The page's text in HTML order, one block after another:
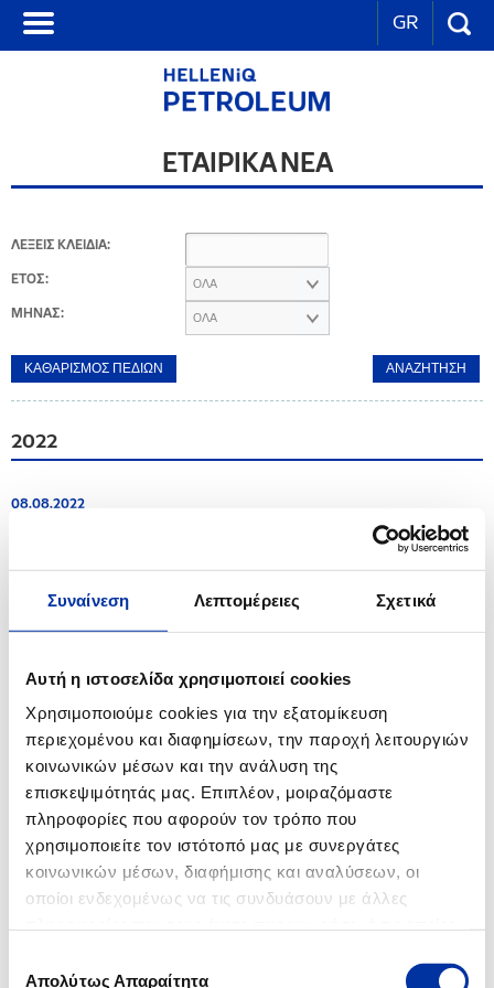
Συναίνεση Λεπτομέρειες Σχετικά
Αυτή η ιστοσελίδα χρησιμοποιεί cookies
Χρησιμοποιούμε cookies για την εξατομίκευση
περιεχομένου και διαφημίσεων, την παροχή λειτουργιών
κοινωνικών μέσων και την ανάλυση της
επισκεψιμότητάς μας. Επιπλέον, μοιραζόμαστε
πληροφορίες που αφορούν τον τρόπο που
χρησιμοποιείτε τον ιστότοπό μας με συνεργάτες
κοινωνικών μέσων, διαφήμισης και αναλύσεων, οι
οποίοι ενδεχομένως να τις συνδυάσουν με άλλες
των υπηρεσιών τους.
Απολύτως Απαραίτητα
GR
ΕΤΑΙΡΙΚΑ ΝΕΑ
ΛΕΞΕΙΣ ΚΛΕΙΔΙΑ:
ΕΤΟΣ: ΟΛΑ
ΜΗΝΑΣ: ΟΛΑ
2022
08.08.2022
Αποτελέσματα Χορήγησης Υποτροφιών για Μεταπτυχιακές Σπουδές σε
Πανεπιστήμια της Ελλάδας και του εξωτερικού Ακαδημαϊκού έτους 2022-
2023
Όμιλο ΕΛΛΗΝΙΚΑ ΠΕΤΡΕΛΑΙΑ
06.07.2022
Ενημέρωση για τις Βιομηχανικές Εγκαταστάσεις Ελευσίνας
23.06.2022
Ενημέρωση για τις Βιομηχανικές Εγκαταστάσεις Ελευσίνας
13.05.2022
Ενημέρωση για τις Βιομηχανικές Εγκαταστάσεις Ασπροπύργου
Όμιλος ΕΛΛΗΝΙΚΑ ΠΕΤΡΕΛΑΙΑ: Η Εκπαιδευτική Βαλίτσα ΓΗ 2030 συναντά